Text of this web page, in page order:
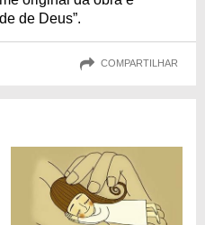
de Deus”.
COMPARTILHAR